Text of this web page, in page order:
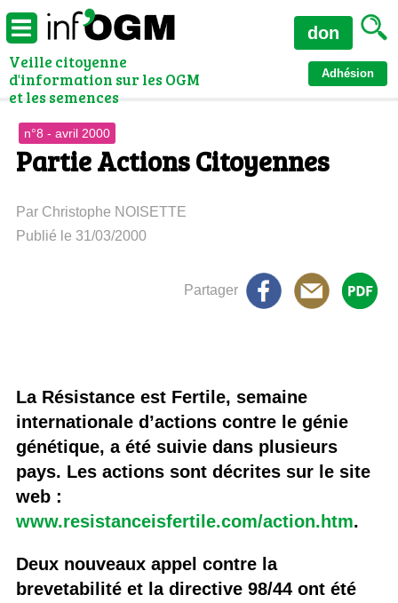
Veille citoyenne
d'information sur les OGM
et les semences
Adhésion
don
n°8 - avril 2000
Partie Actions Citoyennes
Par Christophe NOISETTE
Publié le 31/03/2000
Partager
La Résistance est Fertile, semaine
internationale d’actions contre le génie
génétique, a été suivie dans plusieurs
pays. Les actions sont décrites sur le site
web :
www.resistanceisfertile.com/action.htm.
Deux nouveaux appel contre la
brevetabilité et la directive 98/44 ont été